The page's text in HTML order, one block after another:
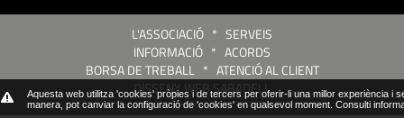
Aquesta web utilitza 'cookies' pròpies i de tercers per oferir-li una millor experiència
manera, pot canviar la configuració de 'cookies' en qualsevol moment. Consulti
L'ASSOCIACIÓ * SERVEIS
INFORMACIÓ * ACORDS
BORSA DE TREBALL* ATENCIÓ AL CLIENT
DISSENY WEB SABADELL